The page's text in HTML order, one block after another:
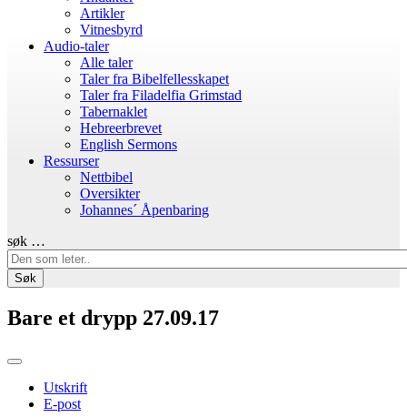
Artikler
Vitnesbyrd
Audio-taler
Alle taler
Taler fra Bibelfellesskapet
Taler fra Filadelfia Grimstad
Tabernaklet
Hebreerbrevet
English Sermons
Ressurser
Nettbibel
Oversikter
Johannes´ Åpenbaring
søk …
Søk
Bare et drypp 27.09.17
Utskrift
E-post